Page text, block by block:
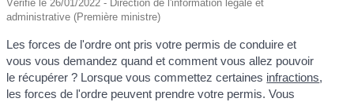
Vérifié le 26/01/2022 - Direction de l'information légale et
administrative (Première ministre)
Les forces de l'ordre ont pris votre permis de conduire et
vous vous demandez quand et comment vous allez pouvoir
le récupérer ? Lorsque vous commettez certaines infractions,
les forces de l'ordre peuvent prendre votre permis. Vous